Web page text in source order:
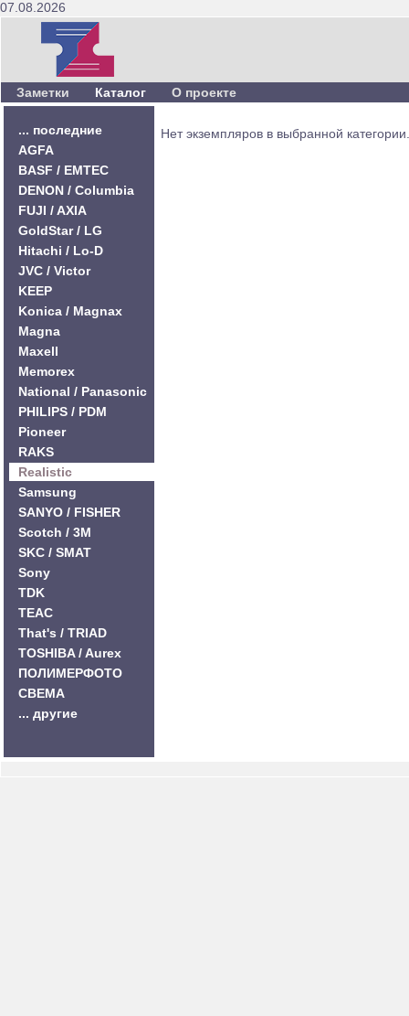
07.08.2026
Заметки Каталог О проекте
... последние
AGFA
BASF / EMTEC
DENON / Columbia
FUJI / AXIA
GoldStar / LG
Hitachi / Lo-D
JVC / Victor
KEEP
Konica / Magnax
Magna
Maxell
Memorex
National / Panasonic
PHILIPS / PDM
Pioneer
RAKS
Realistic
Samsung
SANYO / FISHER
Scotch / 3M
SKC / SMAT
Sony
TDK
TEAC
That's / TRIAD
TOSHIBA / Aurex
ПОЛИМЕРФОТО
СВЕМА
... другие
Нет экземпляров в выбранной категории.